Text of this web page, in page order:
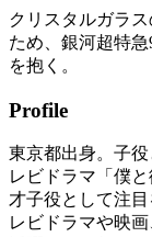
クリスタルガラ
ため、銀河超特
を抱く。
Profile
東京都出身。子
レビドラマ「僕
才子役として注
レビドラマや映